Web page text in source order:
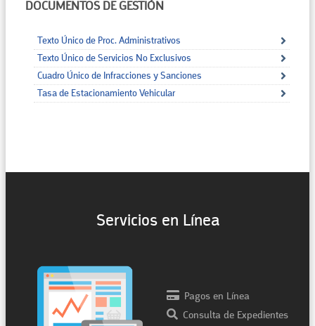
DOCUMENTOS DE GESTIÓN
Texto Único de Proc. Administrativos
Texto Único de Servicios No Exclusivos
Cuadro Único de Infracciones y Sanciones
Tasa de Estacionamiento Vehicular
Servicios en Línea
Pagos en Línea
Consulta de Expedientes